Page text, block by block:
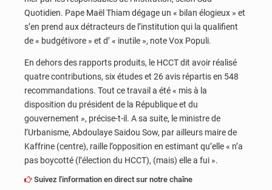
Quotidien. Pape Maël Thiam dégage un « bilan élogieux » et
s’en prend aux détracteurs de l’institution qui la qualifient
de « budgétivore » et d’ « inutile », note Vox Populi.
En dehors des rapports produits, le HCCT dit avoir réalisé
quatre contributions, six études et 26 avis répartis en 548
recommandations. Tout ce travail a été « mis à la
disposition du président de la République et du
gouvernement », précise-t-il. A sa suite, le ministre de
l’Urbanisme, Abdoulaye Saidou Sow, par ailleurs maire de
Kaffrine (centre), raille l’opposition en estimant qu’elle « n’a
pas boycotté (l’élection du HCCT), (mais) elle a fui ».
Suivez l'information en direct sur notre chaîne